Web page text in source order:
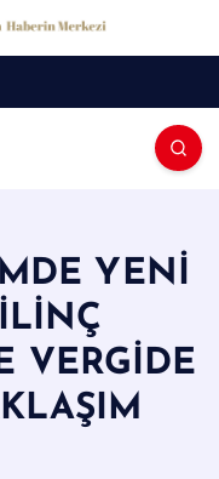
YENİ
VERGİDE